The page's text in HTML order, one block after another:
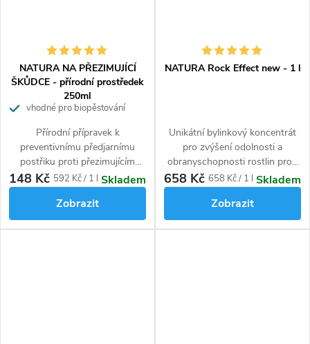
NATURA NA PŘEZIMUJÍCÍ
ŠKŮDCE - přírodní prostředek
250ml
vhodné pro biopěstování
Přírodní přípravek k
preventivnímu předjarnímu
postřiku proti přezimujícím
škůdcům na ovocných
stromech, révě, okrasných
dřevinách a bobulovinách.
Vhodný pro ekologické
pěstování.
148 Kč Měrná
592 Kč / 1 l Skladem
Zobrazit
NATURA Rock Effect new - 1 l
Unikátní bylinkový koncentrát
pro zvýšení odolnosti a
obranyschopnosti rostlin proti
škůdcům (mšice, molice,
svilušky, třásněnky, puklice i
vlnatky) a všem druhům padlí.
658 Kč Měrná
658 Kč / 1 l Skladem
Zobrazit